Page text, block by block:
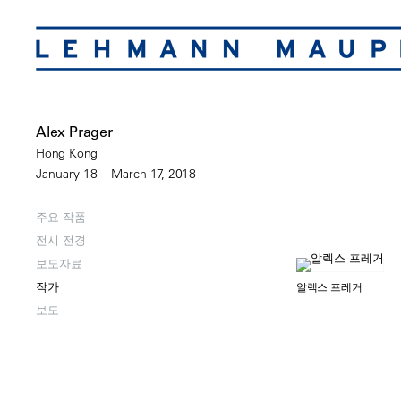
Alex Prager
Hong Kong
January 18 – March 17, 2018
주요 작품
전시 전경
보도자료
작가
보도
알렉스 프레거